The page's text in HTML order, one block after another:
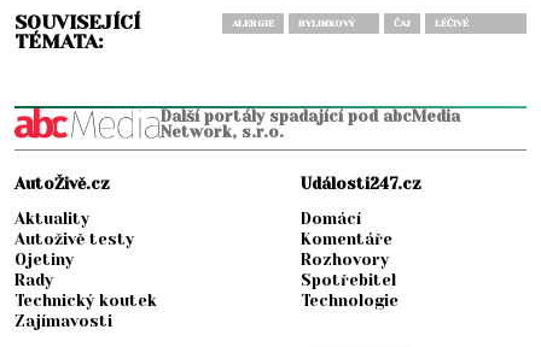
SOUVISEJÍCÍ
TÉMATA:
ALERGIE
BYLINKOVÝ
ČAJ
LÉČIVÉ
Další portály spadající pod abcMedia
Network, s.r.o.
AutoŽivě.cz
Aktuality
Autoživě testy
Ojetiny
Rady
Technický koutek
Zajímavosti
Události247.cz
Domácí
Komentáře
Rozhovory
Spotřebitel
Technologie